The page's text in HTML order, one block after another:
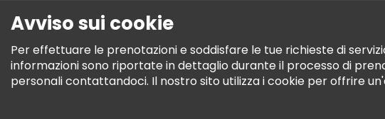
Avviso sui cookie
Per effettuare le prenotazioni e soddisfare le tue richieste di
informazioni sono riportate in dettaglio durante il processo di
personali contattandoci. Il nostro sito utilizza i cookie per offrire